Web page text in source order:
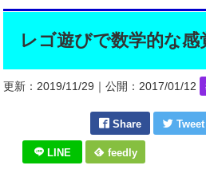
レゴ遊びで数学的な感
更新：2019/11/29 ｜公開：2017/01/12
Share Tweet
LINE feedly